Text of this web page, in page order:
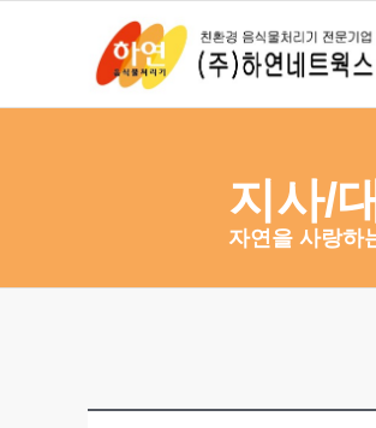
지사/
자연을 사랑하